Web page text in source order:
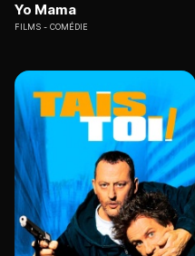
Yo Mama
FILMS COMÉDIE